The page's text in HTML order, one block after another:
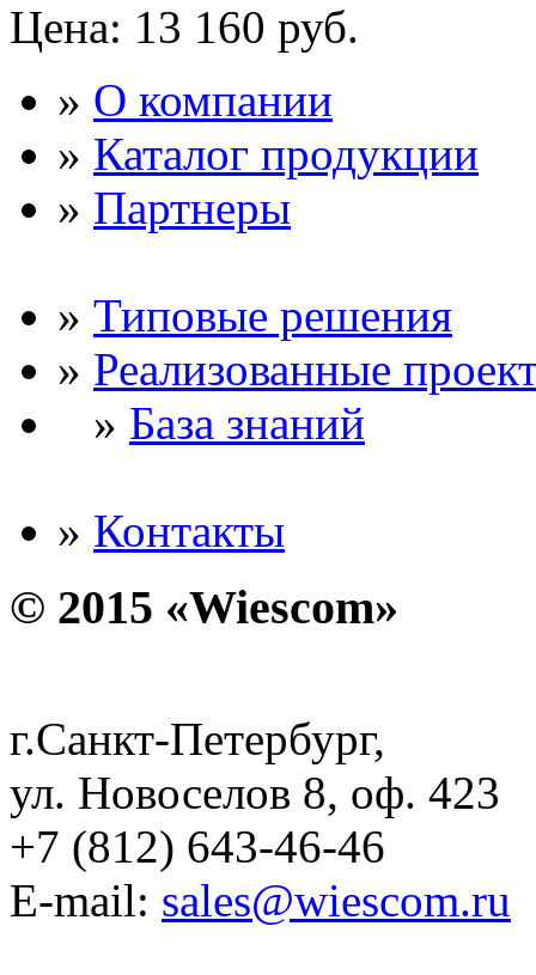
Цена: 13 160 руб.
» О компании
» Каталог продукции
» Партнеры
» Типовые решения
» Реализованные
» База знаний
» Контакты
© 2015 «Wiescom»
г.Санкт-Петербург,
ул. Новоселов 8, оф. 423
+7 (812) 643-46-46
E-mail: sales@wiescom.ru